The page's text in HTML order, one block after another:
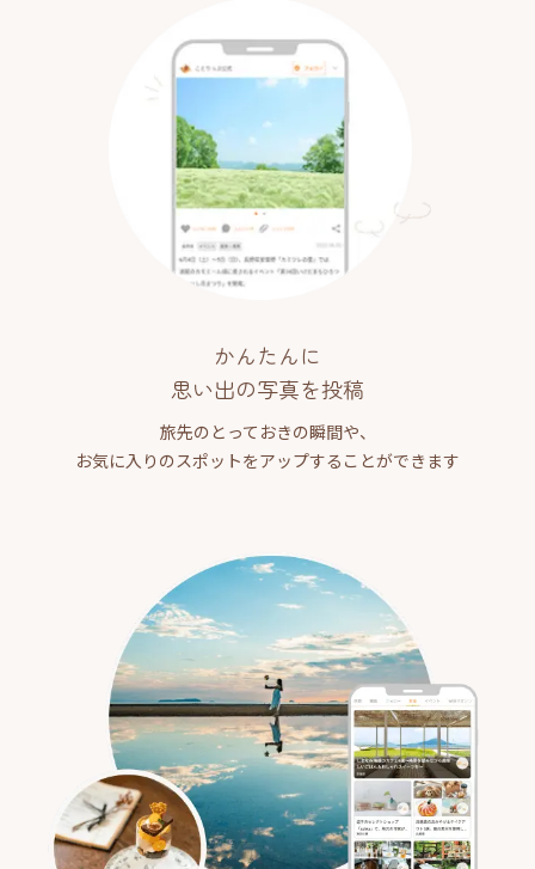
かんたんに
思い出の写真を投稿
旅先のとっておきの瞬間や、
お気に入りのスポットをアップすることができます